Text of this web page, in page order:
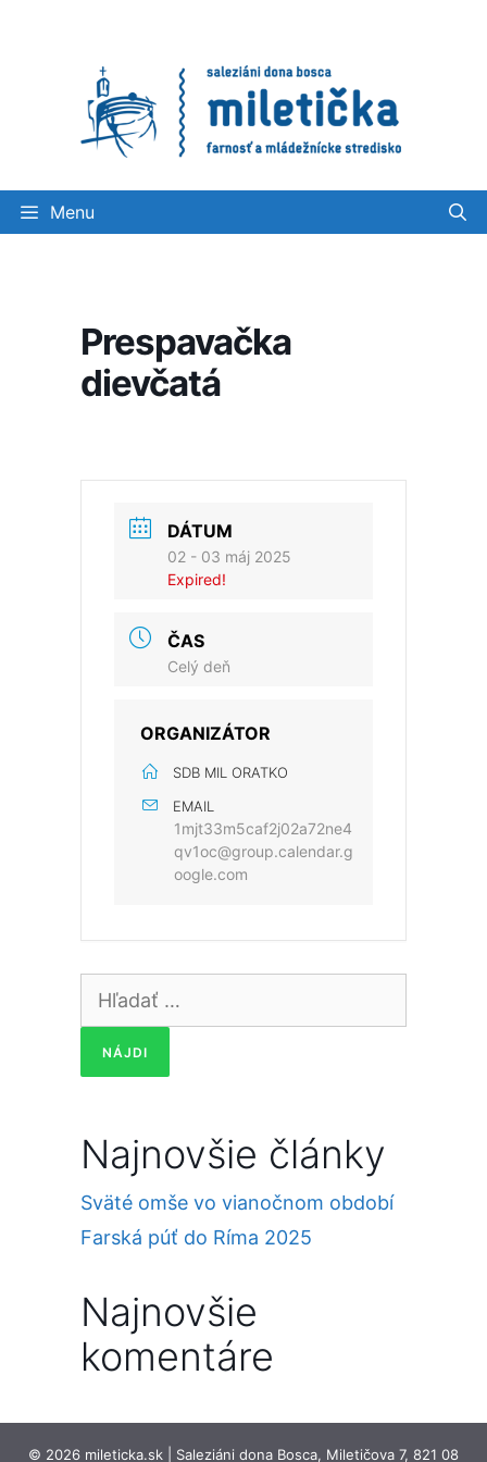
Menu
Prespavačka
dievčatá
DÁTUM
02 - 03 máj 2025
Expired!
ČAS
Celý deň
ORGANIZÁTOR
SDB MIL ORATKO
EMAIL
1mjt33m5caf2j02a72ne4
qv1oc@group.calendar.g
oogle.com
Hľadať:
Najnovšie články
Sväté omše vo vianočnom období
Farská púť do Ríma 2025
Najnovšie
komentáre
© 2026 mileticka.sk | Saleziáni dona Bosca, Miletičova 7, 821 08